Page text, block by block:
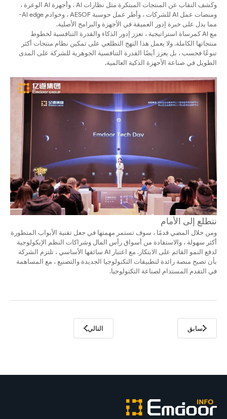
وكشف النقاب عن المنتجات المبتكرة مثل نظارات AI ، وأجهزة AI الوعرة ،
ومنصات عمل AI للشركات ، وأطر عمل حوسبة AESOF ، وخوادم AI edge-
مما يدل على خبرة إدور العميقة في الأجهزة والبرامج الأصلية.
مع AI كمرساة استراتيجية ، تعزز إدور الذكاء والقدرة التنافسية لخطوط
منتجاتها الكاملة. ولا يعمل هذا النهج التطلعي على تمكين نظام منتجات أكثر
تنوعًا فحسب ، بل يعزز أيضًا القدرة التنافسية الجوهرية للشركة على المدى
الطويل في صناعة الأجهزة الذكية العالمية.
نتطلع إلى الأمام
ومن خلال المضي قدمًا ، سوف تستمر مهمتها في جعل تقنية الأبواب المتطورة
أكثر سهولة ، والاستفادة من أسواق رأس المال وشراكات النظم الإيكولوجية
لدفع النمو القائم على الابتكار. مع اعتبار AI سائقها الأساسي ، تلتزم الشركة
بأن تصبح منصة رائدة لتطبيقات التكنولوجيا الجديدة والتصنيع ، مع المساهمة
في التقدم المستدام لصناعة التكنولوجيا.
سابق التالي